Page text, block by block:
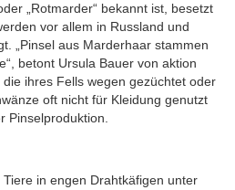
„Rotmarder“ bekannt ist, besetzt
vor allem in Russland und
„Pinsel aus Marderhaar stammen
betont Ursula Bauer von aktion
ihres Fells wegen gezüchtet oder
oft nicht für Kleidung genutzt
Pinselproduktion.
in engen Drahtkäfigen unter